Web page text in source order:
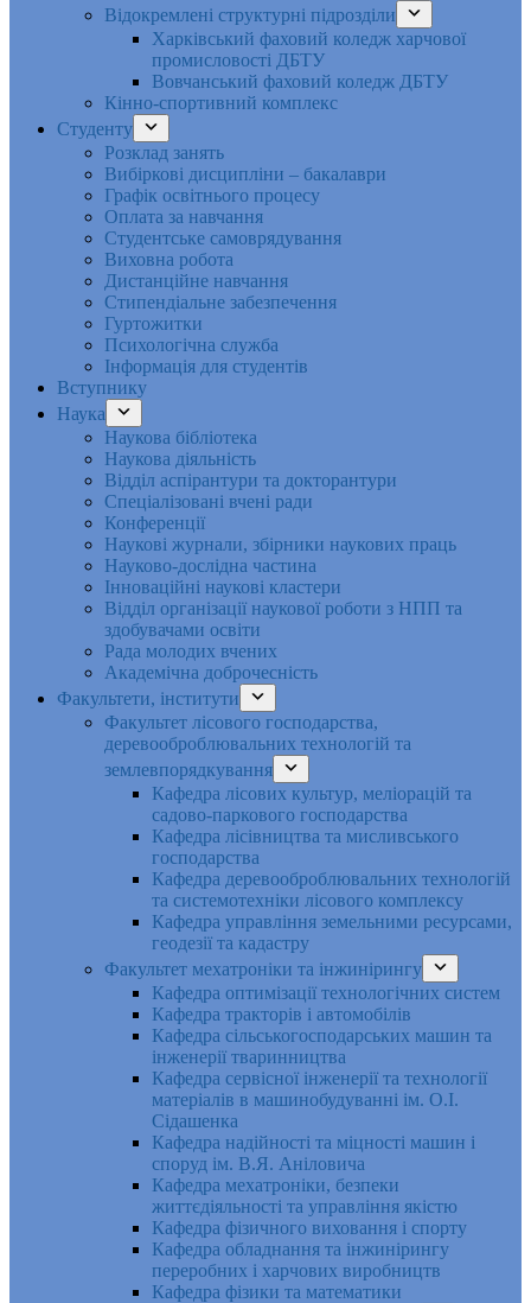
Відокремлені структурні підрозділи
Харківський фаховий коледж харчової
промисловості ДБТУ
Вовчанський фаховий коледж ДБТУ
Кінно-спортивний комплекс
Студенту
Розклад занять
Вибіркові дисципліни – бакалаври
Графік освітнього процесу
Оплата за навчання
Студентське самоврядування
Виховна робота
Дистанційне навчання
Стипендіальне забезпечення
Гуртожитки
Психологічна служба
Інформація для студентів
Вступнику
Наука
Наукова бібліотека
Наукова діяльність
Відділ аспірантури та докторантури
Спеціалізовані вчені ради
Конференції
Наукові журнали, збірники наукових праць
Науково-дослідна частина
Інноваційні наукові кластери
Відділ організації наукової роботи з НПП та
здобувачами освіти
Рада молодих вчених
Академічна доброчесність
Факультети, інститути
Факультет лісового господарства,
деревооброблювальних технологій та
землевпорядкування
Кафедра лісових культур, меліорацій та
садово-паркового господарства
Кафедра лісівництва та мисливського
господарства
Кафедра деревооброблювальних технологій
та системотехніки лісового комплексу
Кафедра управління земельними ресурсами,
геодезії та кадастру
Факультет мехатроніки та інжинірингу
Кафедра оптимізації технологічних систем
Кафедра тракторів і автомобілів
Кафедра сільськогосподарських машин та
інженерії тваринництва
Кафедра cервісної інженерії та технології
матеріалів в машинобудуванні ім. О.І.
Сідашенка
Кафедра надійності та міцності машин і
споруд ім. В.Я. Аніловича
Кафедра мехатроніки, безпеки
життєдіяльності та управління якістю
Кафедра фізичного виховання і спорту
Кафедра обладнання та інжинірингу
переробних і харчових виробництв
Кафедра фізики та математики